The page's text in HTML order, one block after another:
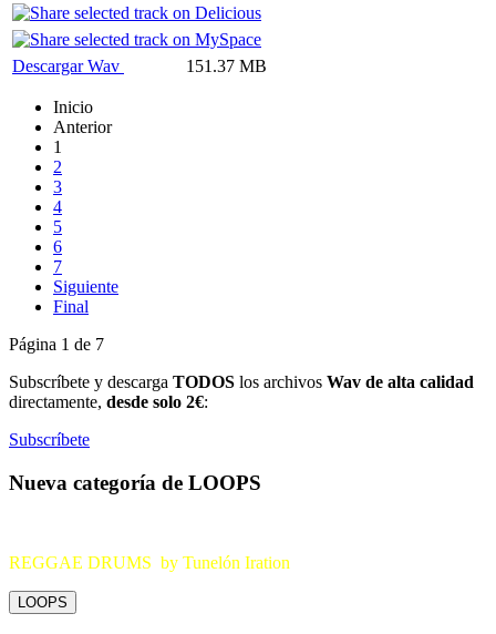
Descargar Wav 151.37 MB
Inicio
Anterior
1
2
3
4
5
6
7
Siguiente
Final
Página 1 de 7
Subscríbete y descarga TODOS los archivos Wav de alta calidad
directamente, desde solo 2€:
Subscríbete
Nueva categoría de LOOPS
REGGAE DRUMS by Tunelón Iration
LOOPS